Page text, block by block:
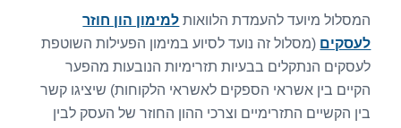
המסלול מיועד להעמדת הלוואות למימון הון חוזר
לעסקים (מסלול זה נועד לסיוע במימון הפעילות השוטפת
לעסקים הנתקלים בבעיות תזרימיות הנובעות מהפער
הקיים בין אשראי הספקים לאשראי הלקוחות) שיציגו קשר
בין הקשיים התזרימיים וצרכי ההון החוזר של העסק לבין